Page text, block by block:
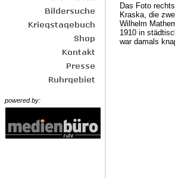
Das Foto
Kraska, die
Wilhelm
1910 in
war damals
powered by: